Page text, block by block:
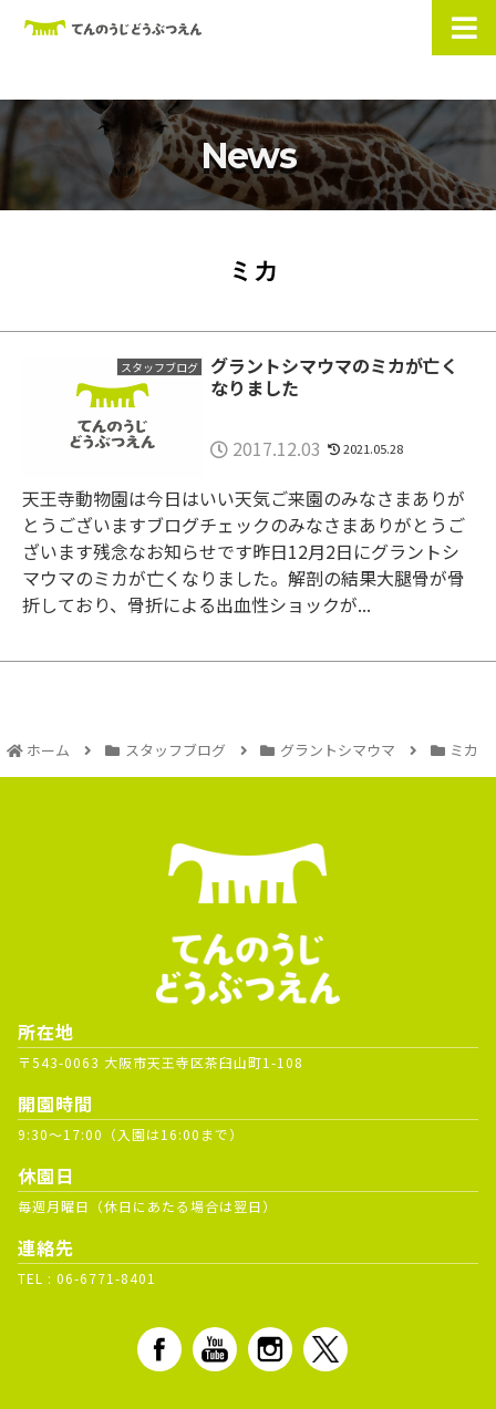
News
ミカ
スタッフブログ
グラントシマウマのミカが亡く
なりました
2017.12.03 2021.05.28
天王寺動物園は今日はいい天気ご来園のみなさまありが
とうございますブログチェックのみなさまありがとうご
ざいます残念なお知らせです昨日12月2日にグラントシ
マウマのミカが亡くなりました。解剖の結果大腿骨が骨
折しており、骨折による出血性ショックが...
ホーム スタッフブログ グラントシマウマ ミカ
所在地
〒543-0063 大阪市天王寺区茶臼山町1-108
開園時間
9:30～17:00（入園は16:00まで）
休園日
毎週月曜日（休日にあたる場合は翌日）
連絡先
TEL : 06-6771-8401